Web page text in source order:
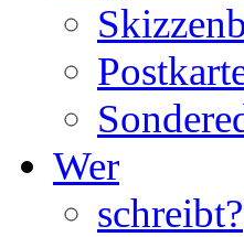
Wer
schreibt?